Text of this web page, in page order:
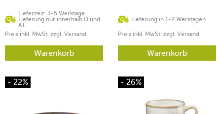
Lieferzeit: 3-5 Werktage.
Lieferung nur innerhalb D und
AT.
Preis inkl. MwSt. zzgl. Versand
Warenkorb
Lieferung in 1-2 Werktagen
Preis inkl. MwSt. zzgl. Versand
Warenkorb
- 22% - 26%